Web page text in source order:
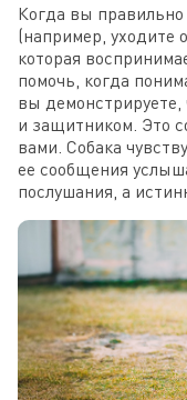
Когда вы правильно
(например, уходите
которая
помочь, когда
вы
и защитником. Это
вами. Собака
ее сообщения
послушания, а